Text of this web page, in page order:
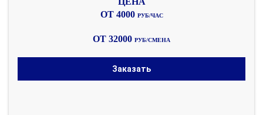
ОТ 4000 РУБ/ЧАС
ОТ 32000 РУБ/СМЕНА
Заказать